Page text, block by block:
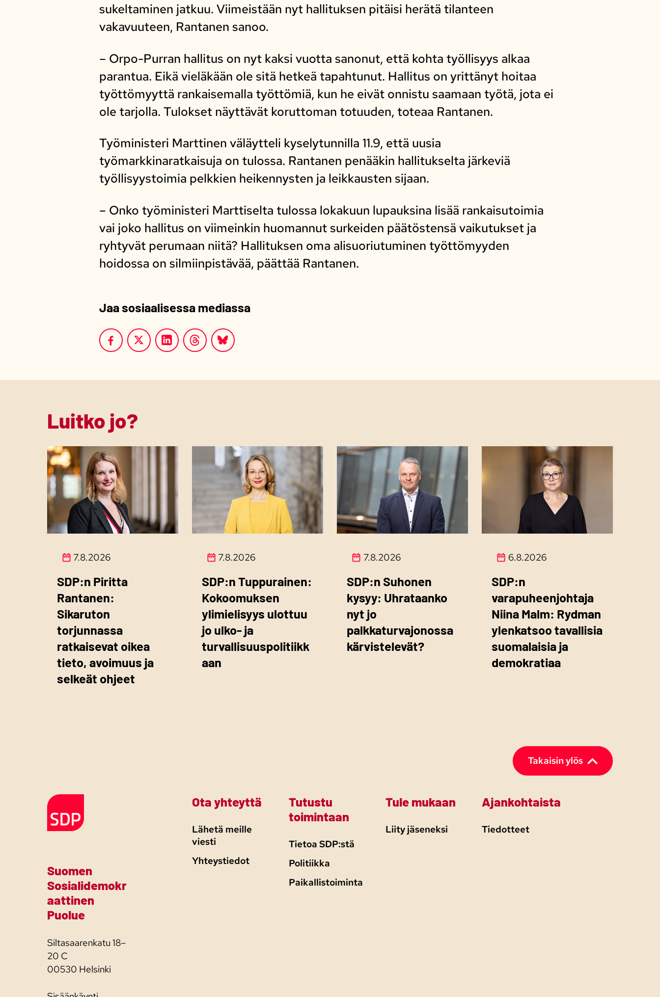
sukeltaminen jatkuu. Viimeistään nyt hallituksen pitäisi herätä tilanteen
vakavuuteen, Rantanen sanoo.
– Orpo-Purran hallitus on nyt kaksi vuotta sanonut, että kohta työllisyys alkaa
parantua. Eikä vieläkään ole sitä hetkeä tapahtunut. Hallitus on yrittänyt hoitaa
työttömyyttä rankaisemalla työttömiä, kun he eivät onnistu saamaan työtä, jota ei
ole tarjolla. Tulokset näyttävät koruttoman totuuden, toteaa Rantanen.
Työministeri Marttinen väläytteli kyselytunnilla 11.9, että uusia
työmarkkinaratkaisuja on tulossa. Rantanen penääkin hallitukselta järkeviä
työllisyystoimia pelkkien heikennysten ja leikkausten sijaan.
– Onko työministeri Marttiselta tulossa lokakuun lupauksina lisää rankaisutoimia
vai joko hallitus on viimeinkin huomannut surkeiden päätöstensä vaikutukset ja
ryhtyvät perumaan niitä? Hallituksen oma alisuoriutuminen työttömyyden
hoidossa on silmiinpistävää, päättää Rantanen.
Jaa sosiaalisessa mediassa
Luitko jo?
7.8.2026
SDP:n Piritta
Rantanen:
Sikaruton
torjunnassa
ratkaisevat oikea
tieto, avoimuus ja
selkeät ohjeet
7.8.2026
SDP:n Tuppurainen:
Kokoomuksen
ylimielisyys ulottuu
jo ulko- ja
turvallisuuspolitiikk
aan
7.8.2026
SDP:n Suhonen
kysyy: Uhrataanko
nyt jo
palkkaturvajonossa
kärvistelevät?
6.8.2026
SDP:n
varapuheenjohtaja
Niina Malm: Rydman
ylenkatsoo tavallisia
suomalaisia ja
demokratiaa
Takaisin ylös
Etusivulle
Suomen
Sosialidemokr
aattinen
Puolue
Siltasaarenkatu 18–
20 C
00530 Helsinki
Ota yhteyttä
Lähetä meille
viesti
Yhteystiedot
Tutustu
toimintaan
Tietoa SDP:stä
Politiikka
Paikallistoiminta
Tule mukaan
Liity jäseneksi
Ajankohtaista
Tiedotteet